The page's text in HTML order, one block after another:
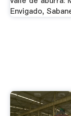
Envigado,